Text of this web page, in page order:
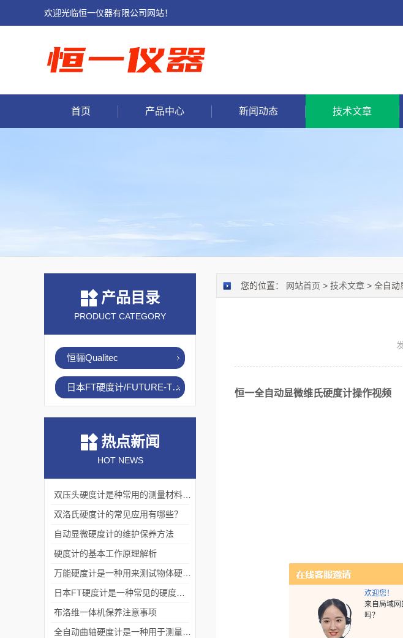
欢迎您！
来自局域
吗？
欢迎光临恒一仪器有限公司网站！
首页 产品中心 新闻动态 技术文章
产品目录
PRODUCT CATEGORY
恒骊Qualitec
日本FT硬度计/FUTURE-TECH
热点新闻
HOT NEWS
双洛氏硬度计的常见应用有哪些？
自动显微硬度计的维护保养方法
硬度计的基本工作原理解析
布洛维一体机保养注意事项
您的位置： 网站首页 > 技术文章 > 全自动
恒一全自动显微维氏硬度计操作视频